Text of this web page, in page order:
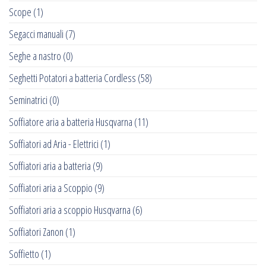
Scope (1)
Segacci manuali (7)
Seghe a nastro (0)
Seghetti Potatori a batteria Cordless (58)
Seminatrici (0)
Soffiatore aria a batteria Husqvarna (11)
Soffiatori ad Aria - Elettrici (1)
Soffiatori aria a batteria (9)
Soffiatori aria a Scoppio (9)
Soffiatori aria a scoppio Husqvarna (6)
Soffiatori Zanon (1)
Soffietto (1)